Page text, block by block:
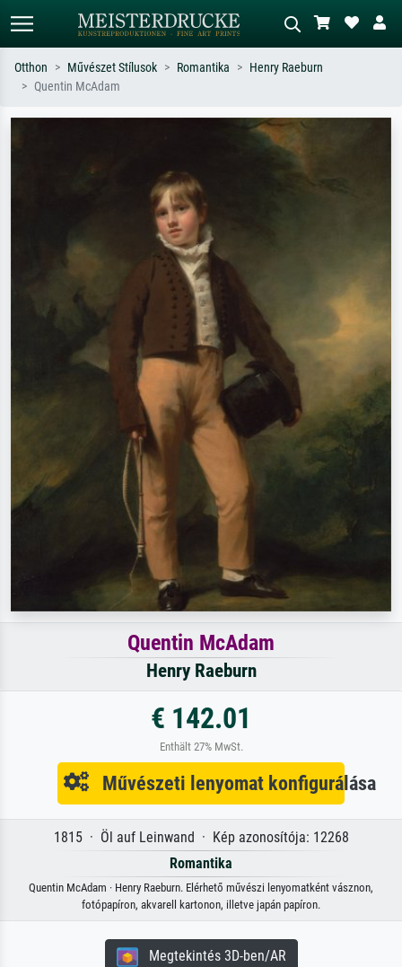
Írja le a jelenetet – pl. zöld rét, sok
piros absztrakt, sötét olajkép, álló akt
Otthon Művészet Stílusok Romantika
Henry Raeburn
Quentin McAdam
Quentin McAdam
Henry Raeburn
€ 142.01
Enthält 27% MwSt.
Művészeti lenyomat konfigurálása
1815 · Öl auf Leinwand · Kép azonosítója: 12268
Romantika
Quentin McAdam · Henry Raeburn. Elérhető művészi lenyomatként vásznon,
fotópapíron, akvarell kartonon, illetve japán papíron.
Megtekintés 3D-ben/AR